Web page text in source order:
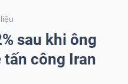
sau khi ông
tấn công Iran